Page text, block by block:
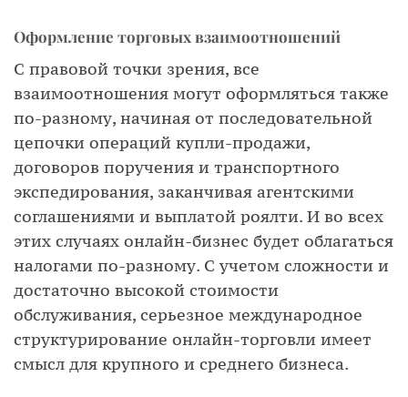
Оформление торговых взаимоотношений
С правовой точки зрения, все
взаимоотношения могут оформляться также
по-разному, начиная от последовательной
цепочки операций купли-продажи,
договоров поручения и транспортного
экспедирования, заканчивая агентскими
соглашениями и выплатой роялти. И во всех
этих случаях онлайн-бизнес будет облагаться
налогами по-разному. С учетом сложности и
достаточно высокой стоимости
обслуживания, серьезное международное
структурирование онлайн-торговли имеет
смысл для крупного и среднего бизнеса.